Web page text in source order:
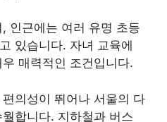
인근에는 여러 유명 초등
있습니다. 자녀 교육에
매력적인 조건입니다.
의성이 뛰어나 서울의 다
합니다. 지하철과 버스